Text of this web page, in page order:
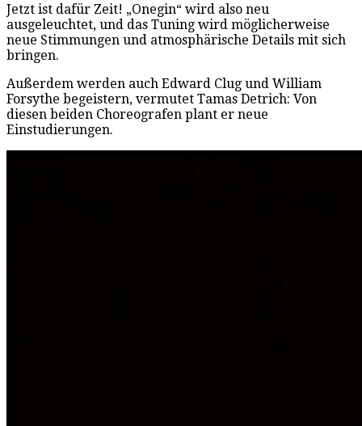
Jetzt ist dafür Zeit! „Onegin“ wird also neu
ausgeleuchtet, und das Tuning wird möglicherweise
neue Stimmungen und atmosphärische Details mit sich
bringen.
Außerdem werden auch Edward Clug und William
Forsythe begeistern, vermutet Tamas Detrich: Von
diesen beiden Choreografen plant er neue
Einstudierungen.